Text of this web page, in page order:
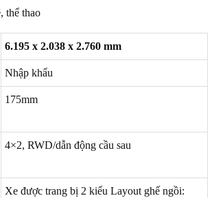
thể thao
6.195 x 2.038 x 2.760 mm
Nhập khẩu
175mm
4×2, RWD/dẫn động cầu sau
Xe được trang bị 2 kiểu Layout ghế ngồi: